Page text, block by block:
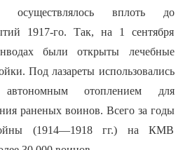
вплоть до
1917-го. Так, на 1 сентября
были открыты лечебные
Под лазареты использовались
отоплением для
раненых воинов. Всего за годы
(1914—1918 гг.) на КМВ